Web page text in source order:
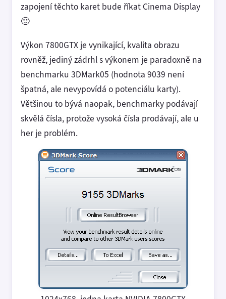
zapojení těchto karet bude říkat Cinema Display
🙂
Výkon 7800GTX je vynikající, kvalita obrazu
rovněž, jediný zádrhl s výkonem je paradoxně na
benchmarku 3DMark05 (hodnota 9039 není
špatná, ale nevypovídá o potenciálu karty).
Většinou to bývá naopak, benchmarky podávají
skvělá čísla, protože vysoká čísla prodávají, ale u
her je problém.